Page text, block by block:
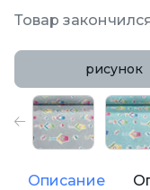
Товар
рисунок
Описание